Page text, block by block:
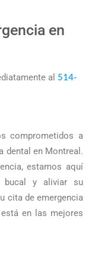
en
al 514-
comprometidos a
dental en Montreal.
estamos aquí
bucal y aliviar su
cita de emergencia
en las mejores